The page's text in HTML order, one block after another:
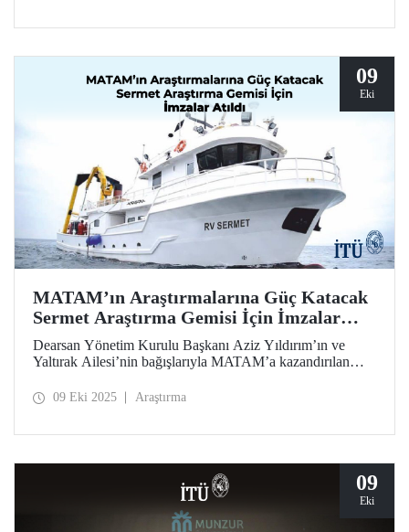
09
Eki
MATAM’ın Araştırmalarına Güç Katacak
Sermet Araştırma Gemisi İçin İmzalar
Atıldı
Dearsan Yönetim Kurulu Başkanı Aziz Yıldırım’ın ve
Yaltırak Ailesi’nin bağışlarıyla MATAM’a kazandırılan
Dr. Hasan Mandal ve MATAM Müdürü Prof. Dr. Cenk
09 Eki 2025 Araştırma
09
Eki